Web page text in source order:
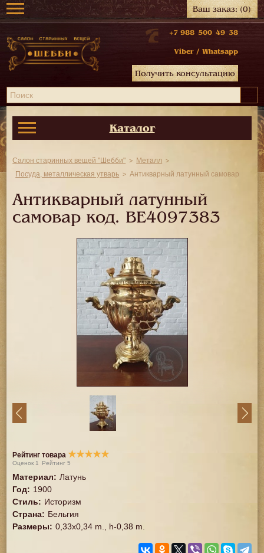
Ваш заказ:(0)
+7 988 500 49 38
Viber / Whatsapp
Получить консультацию
Каталог
Салон старинных вещей "Шебби"
Металл
Посуда, металлическая утварь
Антикварный латунный самовар
Антикварный латунный
самовар код. BE4097383
Рейтинг товара ★★★★★
Оценок 1 Рейтинг5
Материал: Латунь
Год: 1900
Стиль: Историзм
Страна: Бельгия
Размеры: 0,33x0,34 m., h-0,38 m.